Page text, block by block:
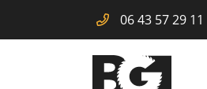
06 43 57 29 11
1 bis Rue de la Coussaire
49450 Saint-André-de-la-Marche
06 43 57 29 11